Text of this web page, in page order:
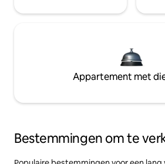
Appartement met
Bestemmingen om te